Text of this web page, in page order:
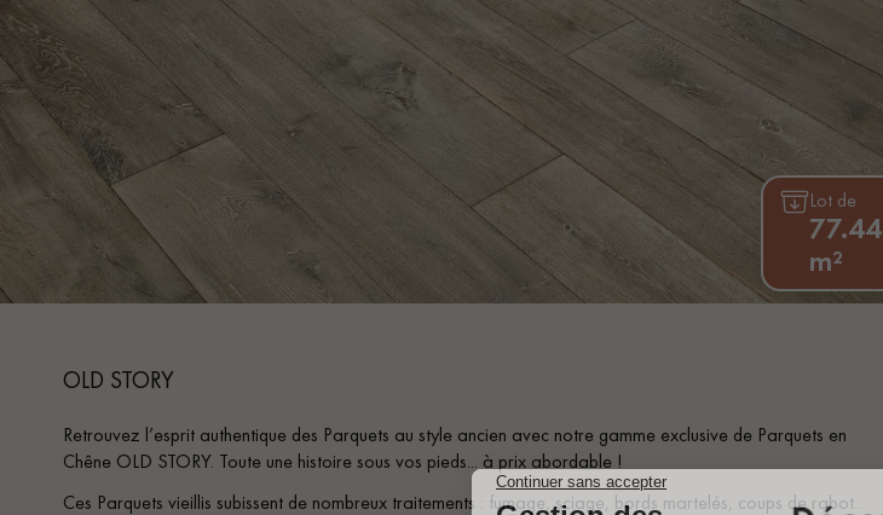
Lot de
77.44
m²
OLD STORY
Retrouvez l’esprit authentique des Parquets au style ancien avec notre gamme exclusive de Parquets en
Chêne OLD STORY. Toute une histoire sous vos pieds... à prix abordable !
Ces Parquets vieillis subissent de nombreux traitements : fumage, sciage, bords martelés, coups de rabot...